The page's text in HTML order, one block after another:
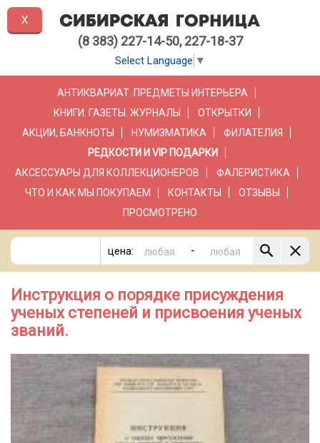
(8 383) 227-14-50, 227-18-37
Select Language ▼
АНТИКВАРИАТ. ПРЕДМЕТЫ ИНТЕРЬЕРА
КНИГИ. ГАЗЕТЫ. ЖУРНАЛЫ
ОТКРЫТКИ
АКЦИИ, БАНКНОТЫ
НУМИЗМАТИКА
ФИЛАТЕЛИЯ
РЕДКОСТИ И VIP ПОДАРКИ
АКСЕССУАРЫ ДЛЯ КОЛЛЕКЦИОНЕРОВ
ФАЛЕРИСТИКА
ЧТО И КАК МЫ ПОКУПАЕМ
КОНТАКТЫ
ОТЗЫВЫ
ПРОСМОТРЕНО
цена: -
Инструкция о порядке присуждения
ученых степеней и присвоения ученых
званий.
X